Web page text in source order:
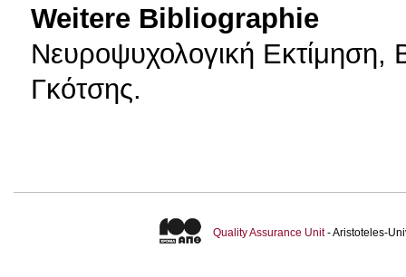
Weitere Bibliographie
Νευροψυχολογική
Γκότσης.
Quality Assurance Unit- Aristoteles-